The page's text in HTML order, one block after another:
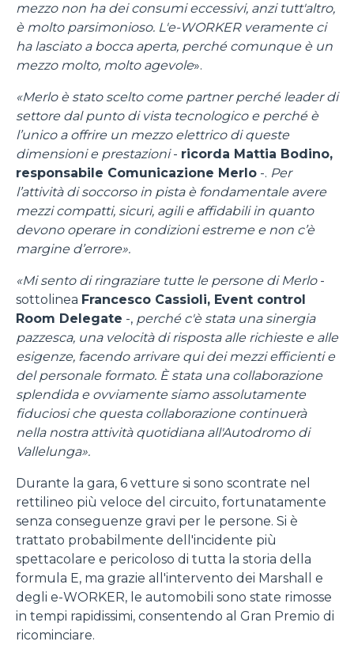
Consenso Dettagli Informazioni sui cookie
Questo sito web utilizza i cookie
“Questo sito web utilizza i cookie Il sito utilizza cookies al
fine di fornire annunci pubblicitari e contenuti
personalizzati. Cliccando sul tasto "RIFIUTA" o sulla "X"
il banner verrà chiuso e non verranno inviati cookies al di
fuori di quelli tecnici. Cliccando su "ACCETTA TUTTI"
saranno automaticamente accettati tutti i cookie di prima
o terza parte presenti sul sito, i quali saranno in ogni
momento consultabili, con la possibilità di modificare il
consenso prestato per ogni singolo cookie. Come fare?
Cliccare sulla graffetta nera presente in fondo a destra di
ogni pagina, selezionare "Modifichi il suo consenso" e
infine "Mostra dettagli". Potrai trovare il link
dell'informativa completa nel footer presente in ogni
sensi degli artt. 15 e ss. del Regolamento UE 2016/679
GDPR abbiamo predisposto unaapposita procedura.
Selezione
del
consenso
Necessari
Preferenze
Statistiche
Marketing
mezzo non ha dei consumi eccessivi, anzi tutt'altro,
è molto parsimonioso. L'e-WORKER veramente ci
ha lasciato a bocca aperta, perché comunque è un
mezzo molto, molto agevole».
«Merlo è stato scelto come partner perché leader di
settore dal punto di vista tecnologico e perché è
l’unico a offrire un mezzo elettrico di queste
dimensioni e prestazioni- ricorda Mattia Bodino,
responsabile Comunicazione Merlo -. Per
l’attività di soccorso in pista è fondamentale avere
mezzi compatti, sicuri, agili e affidabili in quanto
devono operare in condizioni estreme e non c’è
margine d’errore».
«Mi sento di ringraziare tutte le persone di Merlo-
sottolinea Francesco Cassioli, Event control
Room Delegate -, perché c'è stata una sinergia
pazzesca, una velocità di risposta alle richieste e alle
esigenze, facendo arrivare qui dei mezzi efficienti e
del personale formato. È stata una collaborazione
splendida e ovviamente siamo assolutamente
fiduciosi che questa collaborazione continuerà
nella nostra attività quotidiana all'Autodromo di
Vallelunga».
Durante la gara, 6 vetture si sono scontrate nel
rettilineo più veloce del circuito, fortunatamente
senza conseguenze gravi per le persone. Si è
trattato probabilmente dell'incidente più
spettacolare e pericoloso di tutta la storia della
formula E, ma grazie all'intervento dei Marshall e
degli e-WORKER, le automobili sono state rimosse
in tempi rapidissimi, consentendo al Gran Premio di
ricominciare.